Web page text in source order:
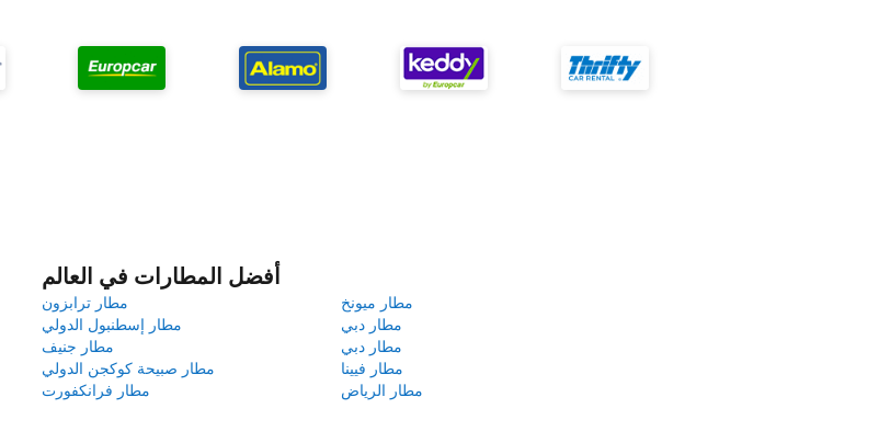
أفضل المطارات في العالم
مطار ترابزون
مطار ميونخ
مطار إسطنبول الدولي
مطار دبي
مطار جنيف
مطار دبي
مطار صبيحة كوكجن الدولي
مطار فيينا
مطار فرانكفورت
مطار الرياض